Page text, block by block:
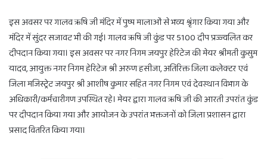
इस अवसर पर गालव ऋषि जी मंदिर में पुष्प मालाओं से भव्य श्रृंगार किया गया और
मंदिर में सुंदर सजावट भी की गई। गालव ऋषि जी कुंड पर 5100 दीप प्रज्ज्वलित कर
दीपदान किया गया। इस अवसर पर नगर निगम जयपुर हेरिटेज की मेयर श्रीमती कुसुम
यादव, आयुक्त नगर निगम हेरिटेज श्री अरुण हसीजा, अतिरिक्त जिला कलेक्टर एवं
जिला मजिस्ट्रेट जयपुर श्री आशीष कुमार सहित नगर निगम एवं देवस्थान विभाग के
अधिकारी/कर्मचारीगण उपस्थित रहे। मेयर द्वारा गालव ऋषि जी की आरती उपरांत कुंड
पर दीपदान किया गया और आयोजन के उपरांत भक्तजनों को जिला प्रशासन द्वारा
प्रसाद वितरित किया गया।